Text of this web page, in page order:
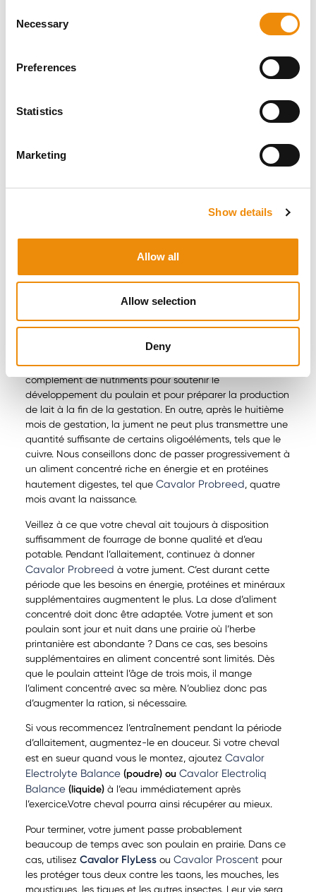
Selection
Necessary
Preferences
Statistics
Marketing
Show details
Allow all
Allow selection
Deny
compétition : surveillez son état de près et donnez-lui le
attentivement sa condition physique et laissez-lui le
temps de retrouver son niveau d’avant. Si vous vous
récolte de l’embryon peut avoir des conséquences sur
l’équilibre hormonal de la jument. Un déséquilibre
votre jument (poulinière)
commence quatre mois avant la naissance. À partir du
septième mois de gestation, la jument a besoin d’un
complément de nutriments pour soutenir le
développement du poulain et pour préparer la production
de lait à la fin de la gestation. En outre, après le huitième
mois de gestation, la jument ne peut plus transmettre une
quantité suffisante de certains oligoéléments, tels que le
cuivre. Nous conseillons donc de passer progressivement à
un aliment concentré riche en énergie et en protéines
hautement digestes, tel que Cavalor Probreed, quatre
mois avant la naissance.
Veillez à ce que votre cheval ait toujours à disposition
suffisamment de fourrage de bonne qualité et d’eau
potable. Pendant l’allaitement, continuez à donner
Cavalor Probreed à votre jument. C’est durant cette
période que les besoins en énergie, protéines et minéraux
supplémentaires augmentent le plus. La dose d’aliment
concentré doit donc être adaptée. Votre jument et son
poulain sont jour et nuit dans une prairie où l’herbe
printanière est abondante ? Dans ce cas, ses besoins
supplémentaires en aliment concentré sont limités. Dès
que le poulain atteint l’âge de trois mois, il mange
l’aliment concentré avec sa mère. N’oubliez donc pas
d’augmenter la ration, si nécessaire.
Si vous recommencez l’entraînement pendant la période
d’allaitement, augmentez-le en douceur. Si votre cheval
est en sueur quand vous le montez, ajoutez Cavalor
Electrolyte Balance (poudre) ou Cavalor Electroliq
Balance (liquide) à l’eau immédiatement après
l’exercice.Votre cheval pourra ainsi récupérer au mieux.
Pour terminer, votre jument passe probablement
beaucoup de temps avec son poulain en prairie. Dans ce
cas, utilisez Cavalor FlyLess ou Cavalor Proscent pour
les protéger tous deux contre les taons, les mouches, les
moustiques, les tiques et les autres insectes. Leur vie sera